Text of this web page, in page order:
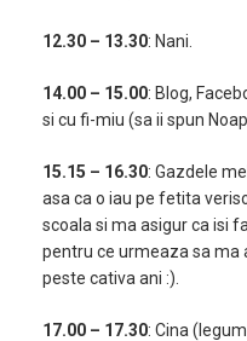
12.30 – 13.30: Nani.
14.00 – 15.00: Blog,
si cu fi-miu (sa ii spun
15.15 – 16.30: Gazdele
asa ca o iau pe fetita
scoala si ma asigur ca isi
pentru ce urmeaza sa ma
peste cativa ani :).
17.00 – 17.30: Cina